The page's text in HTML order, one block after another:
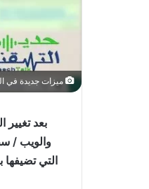
ميزات جديدة في
والويب /
التي